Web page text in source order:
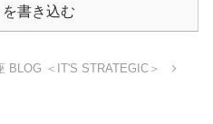
書き込む
BLOG ＜IT'S STRATEGIC＞